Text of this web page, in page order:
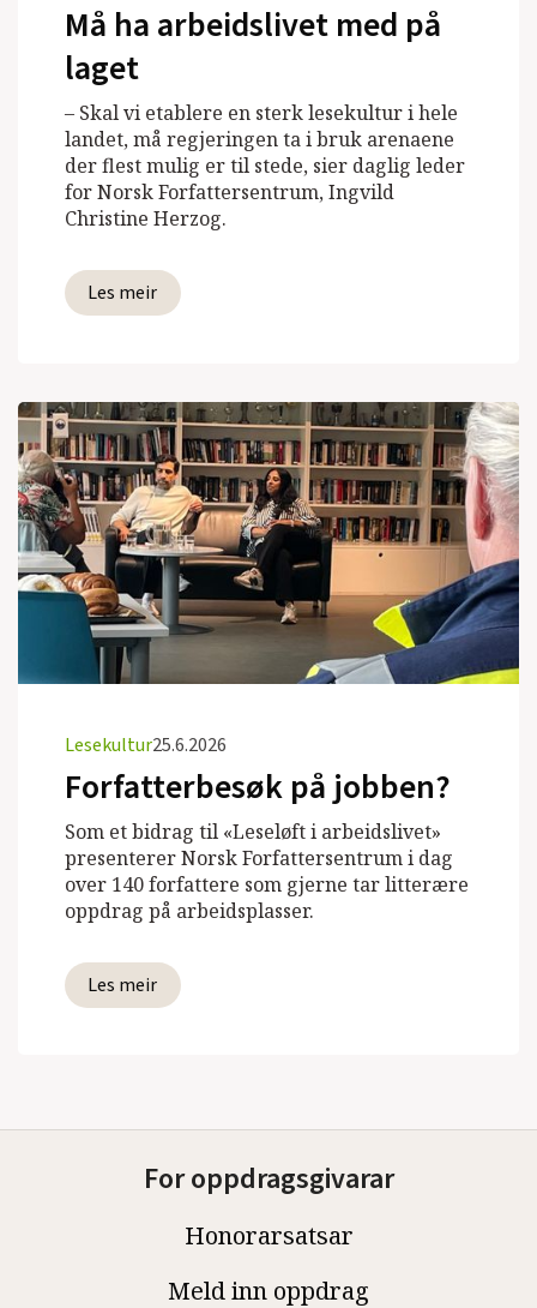
Må ha arbeidslivet med på
laget
– Skal vi etablere en sterk lesekultur i hele
landet, må regjeringen ta i bruk arenaene
der flest mulig er til stede, sier daglig leder
for Norsk Forfattersentrum, Ingvild
Christine Herzog.
Les meir
Lesekultur25.6.2026
Forfatterbesøk på jobben?
Som et bidrag til «Leseløft i arbeidslivet»
presenterer Norsk Forfattersentrum i dag
over 140 forfattere som gjerne tar litterære
oppdrag på arbeidsplasser.
Les meir
For oppdragsgivarar
Honorarsatsar
Meld inn oppdrag